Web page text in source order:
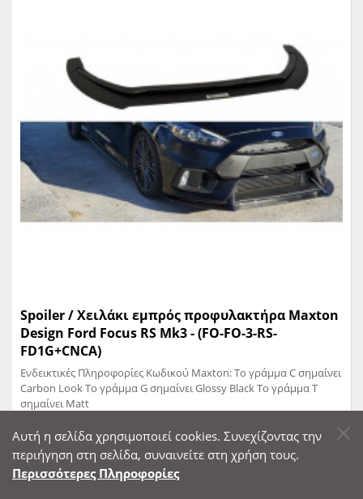
Spoiler / Χειλάκι εμπρός προφυλακτήρα Maxton
Design Ford Focus RS Mk3 - (FO-FO-3-RS-
FD1G+CNCA)
Ενδεικτικές Πληροφορίες Κωδικού Maxton: Το γράμμα C σημαίνει
Carbon Look Το γράμμα G σημαίνει Glossy Black Το γράμμα T
σημαίνει Matt
Κωδικός: FO-FO-3-RS-FD1G+CNCA - Μάθετε Περισσότερα
Αυτή η σελίδα χρησιμοποιεί cookies. Συνεχίζοντας την
περιήγηση στη σελίδα, συναινείτε στη χρήση τους.
Περισσότερες Πληροφορίες